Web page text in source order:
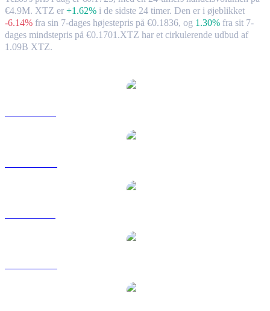
€4.9M. XTZ er +1.62% i de sidste 24 timer. Den er i øjeblikket
-6.14% fra sin 7-dages højestepris på €0.1836, og 1.30% fra sit 7-
dages mindstepris på €0.1701.XTZ har et cirkulerende udbud af
1.09B XTZ.